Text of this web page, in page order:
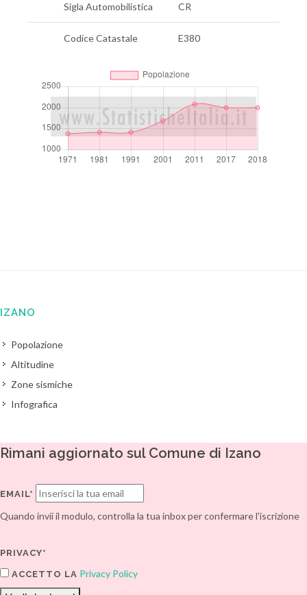
Sigla Automobilistica CR
Codice Catastale E380
IZANO
Popolazione
Altitudine
Zone sismiche
Infografica
Rimani aggiornato sul Comune di Izano
EMAIL*
Quando invii il modulo, controlla la tua inbox per confermare l'iscrizione
PRIVACY*
ACCETTO LA Privacy Policy